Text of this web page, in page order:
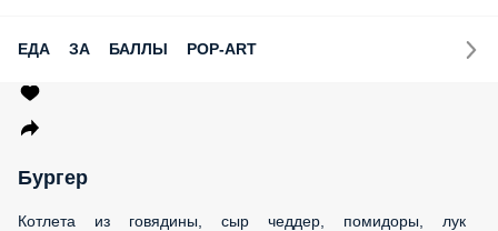
ЕДА ЗА БАЛЛЫ POP-ART
Бургер
Котлета из говядины, сыр чеддер, помидоры, лук